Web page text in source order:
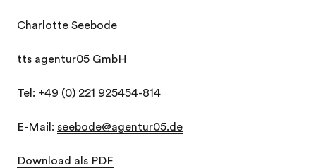
Charlotte Seebode
tts agentur05 GmbH
Tel: +49 (0) 221 925454-814
E-Mail: seebode@agentur05.de
Download als PDF